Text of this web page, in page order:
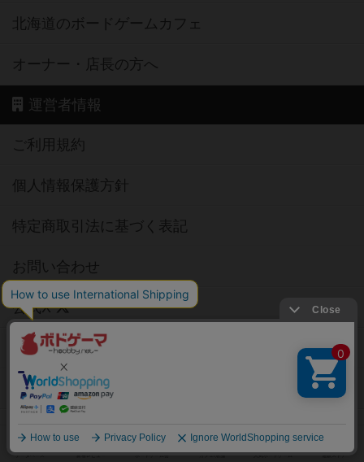
北海道のボードゲームカフェ
オーナー・店長の方へ
運営者情報
ご利用規約
個人情報保護方針
特定商取引法に基づく表記
お問い合わせ
公式X
公式instagram
公式Facebook
公式YouTubeチャンネル